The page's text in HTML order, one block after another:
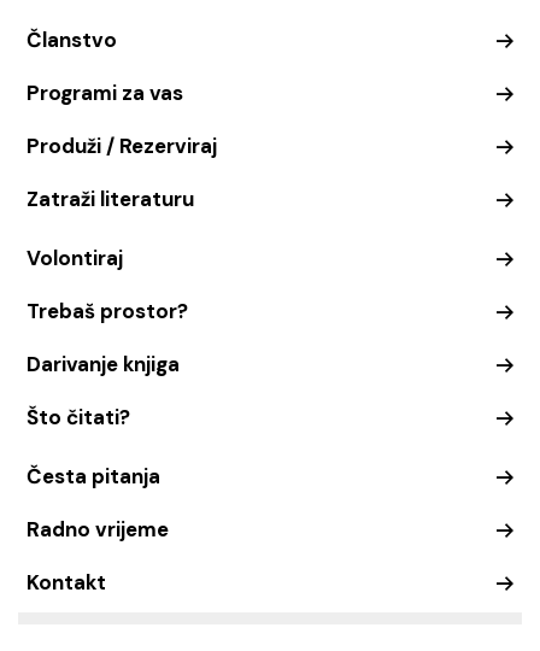
Članstvo
Programi za vas
Produži / Rezerviraj
Zatraži literaturu
Volontiraj
Trebaš prostor?
Darivanje knjiga
Što čitati?
Česta pitanja
Radno vrijeme
Kontakt